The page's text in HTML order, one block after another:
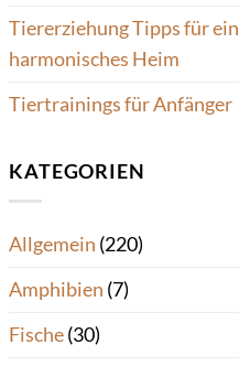
Tiererziehung Tipps für ein
harmonisches Heim
Tiertrainings für Anfänger
KATEGORIEN
Allgemein (220)
Amphibien (7)
Fische(30)